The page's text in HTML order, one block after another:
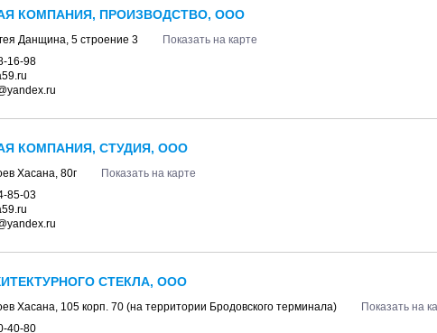
КОМПАНИЯ, ПРОИЗВОДСТВО, ООО
Данщина, 5 строение 3
Показать на карте
16-98
КОМПАНИЯ, СТУДИЯ, ООО
Хасана, 80г
Показать на карте
85-03
СТЕКЛА, ООО
Хасана, 105 корп. 70 (на территории Бродовского терминала)
Показать на
40-80